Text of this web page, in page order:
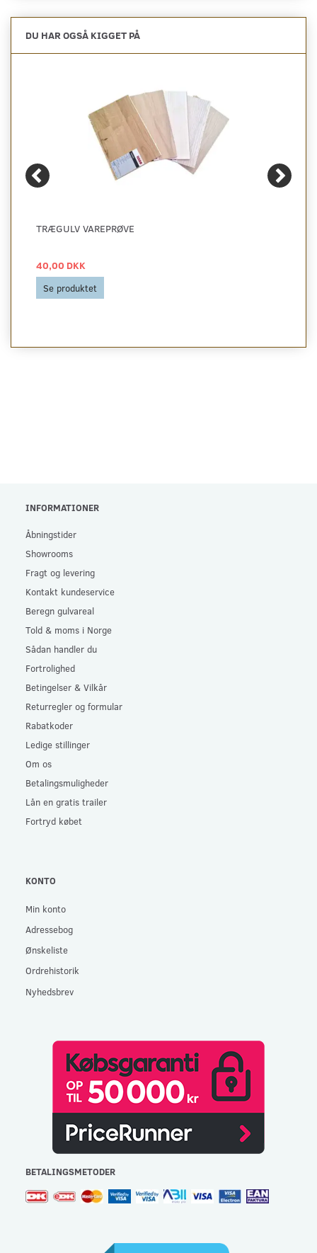
DU HAR OGSÅ KIGGET PÅ
TRÆGULV VAREPRØVE
40,00 DKK
Se produktet
INFORMATIONER
Åbningstider
Showrooms
Fragt og levering
Kontakt kundeservice
Beregn gulvareal
Told & moms i Norge
Sådan handler du
Fortrolighed
Betingelser & Vilkår
Returregler og formular
Rabatkoder
Ledige stillinger
Om os
Betalingsmuligheder
Lån en gratis trailer
Fortryd købet
KONTO
Min konto
Adressebog
Ønskeliste
Ordrehistorik
Nyhedsbrev
BETALINGSMETODER